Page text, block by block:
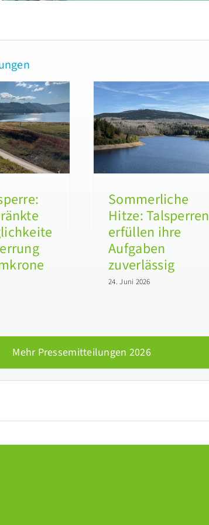
Talsperren
ihre
Sommerliche
Hitze: Talsperren
erfüllen ihre
Aufgaben
zuverlässig
24. Juni 2026
Mehr Pressemitteilungen 2026